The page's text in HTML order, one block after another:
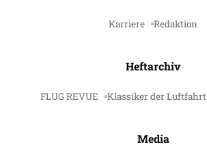
Karriere Redaktion
Heftarchiv
FLUG REVUE Klassiker der Luftfahrt
Media